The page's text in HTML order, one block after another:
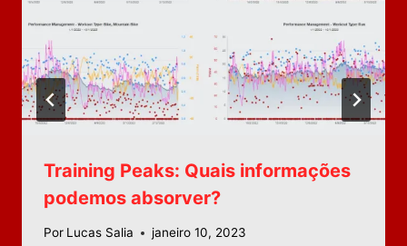
Training Peaks: Quais informações
podemos absorver?
Por Lucas Salia janeiro 10, 2023